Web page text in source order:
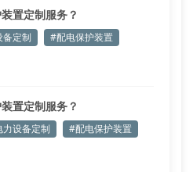
置定制服务？
定制 #配电保护装置
置定制服务？
设备定制 #配电保护装置